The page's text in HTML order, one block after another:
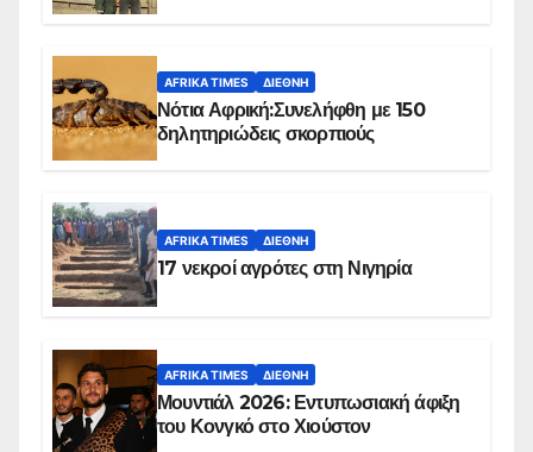
AFRIKA TIMES ΔΙΕΘΝΉ
Νότια Αφρική:Συνελήφθη με 150
δηλητηριώδεις σκορπιούς
AFRIKA TIMES ΔΙΕΘΝΉ
17 νεκροί αγρότες στη Νιγηρία
AFRIKA TIMES ΔΙΕΘΝΉ
Μουντιάλ 2026: Εντυπωσιακή άφιξη
του Κονγκό στο Χιούστον